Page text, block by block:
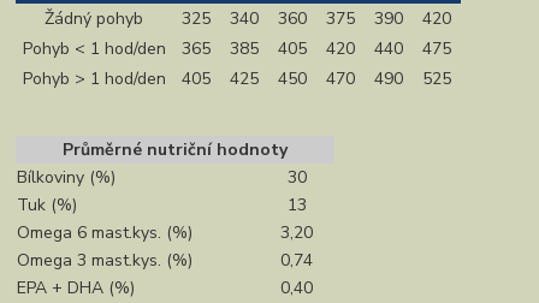
Žádný pohyb
325 340 360 375 390
420
Pohyb < 1 hod/den
365 385 405 420 440
475
Pohyb > 1 hod/den
405 425 450 470 490 525
Průměrné nutriční hodnoty
Bílkoviny (%)
30
Tuk (%)
13
Omega 6 mast.kys. (%)
3,20
Omega 3 mast.kys. (%)
0,74
EPA + DHA (%)
0,40